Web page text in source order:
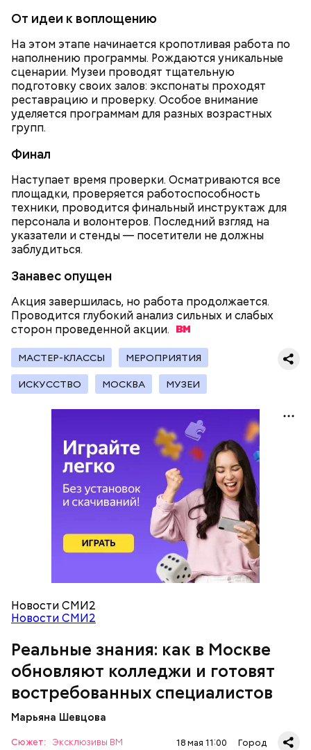
От идеи к воплощению
На этом этапе начинается кропотливая работа по
наполнению программы. Рождаются уникальные
сценарии. Музеи проводят тщательную
подготовку своих залов: экспонаты проходят
реставрацию и проверку. Особое внимание
уделяется программам для разных возрастных
групп.
Финал
Наступает время проверки. Осматриваются все
площадки, проверяется работоспособность
техники, проводится финальный инструктаж для
персонала и волонтеров. Последний взгляд на
указатели и стенды — посетители не должны
заблудиться.
Занавес опущен
Акция завершилась, но работа продолжается.
Проводится глубокий анализ сильных и слабых
сторон проведеннойакции.
МАСТЕР-КЛАССЫ МЕРОПРИЯТИЯ
ИСКУССТВО МОСКВА МУЗЕИ
Новости СМИ2
Новости СМИ2
Реальные знания: как в Москве
обновляют колледжи и готовят
востребованных специалистов
Марьяна Шевцова
Сюжет: Эксклюзивы ВМ 18 мая 11:00 Город
Как на производстве
Мастерские и лаборатории колледжей, которые
уже обновили, больше напоминают реальные
производственные площадки, нежели учебные
помещения.
В Московском государственном колледже
электромеханики и информационных технологий
транспорта». Здесь есть мастерская, где учат
Модернизировали также лабораторию
композитных материалов в Политехническом
колледже имени Н. Н. Годовикова. Там студенты
изготавливают детали из стеклоткани и
углеволокна, проверяют их качество на новых
дефектоскопах и работают на лазерном и
учебный комплекс с технологией дополненной
реальности, который помогает студентам изучать
устройство авиационных двигателей.
«Абилимпикс» помогает в
трудоустройстве москвичам с
особенностями здоровья
Лучшая техника
Диплом по цене квартиры: из чего
складывается стоимость
обучения в вузах и какие
профессии будут престижными
Во время экскурсии школьники побывали на
разных площадках, в том числе в Москве 1920-1930-
— Очень красивые локации и столько полезных
знаний! — поделилась ученица 10 «В» класса Елена
Васильева.
пространства кинопарка и возможность